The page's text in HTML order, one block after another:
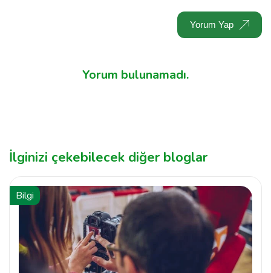
Yorum Yap
Yorum bulunamadı.
İlginizi çekebilecek diğer bloglar
Bilgi